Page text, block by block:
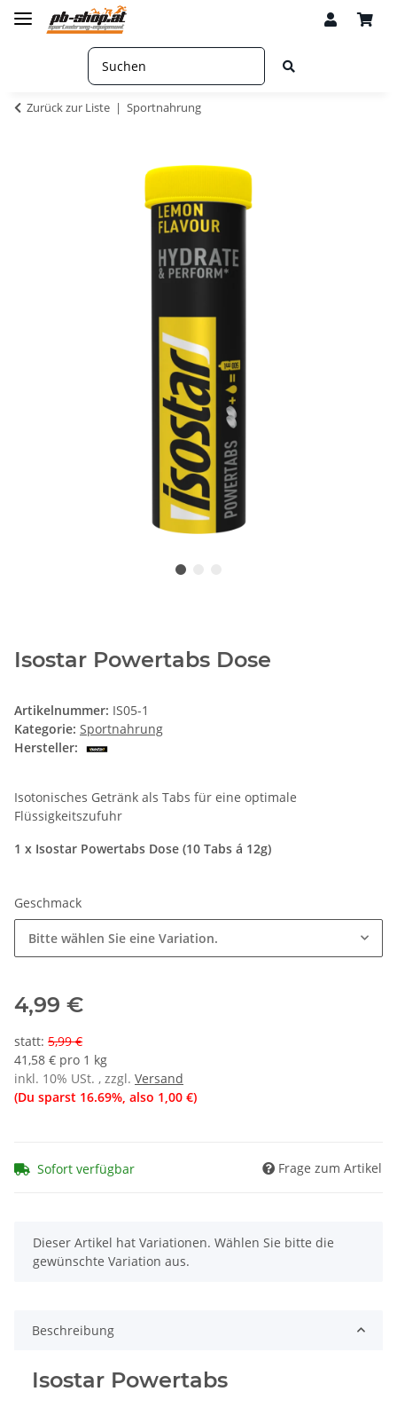
Zurück zur Liste Sportnahrung
Isostar Powertabs Dose
Artikelnummer: IS05-1
Kategorie: Sportnahrung
Hersteller:
Isotonisches Getränk als Tabs für eine optimale
Flüssigkeitszufuhr
1 x Isostar Powertabs Dose (10 Tabs á 12g)
Geschmack
Bitte wählen Sie eine Variation.
4,99 €
statt: 5,99 €
41,58 € pro 1 kg
inkl. 10% USt. , zzgl. Versand
(Du sparst 16.69%, also 1,00 €)
Sofort verfügbar Frage zum Artikel
x
Dieser Artikel hat Variationen. Wählen Sie bitte die
gewünschte Variation aus.
Beschreibung
Isostar Powertabs